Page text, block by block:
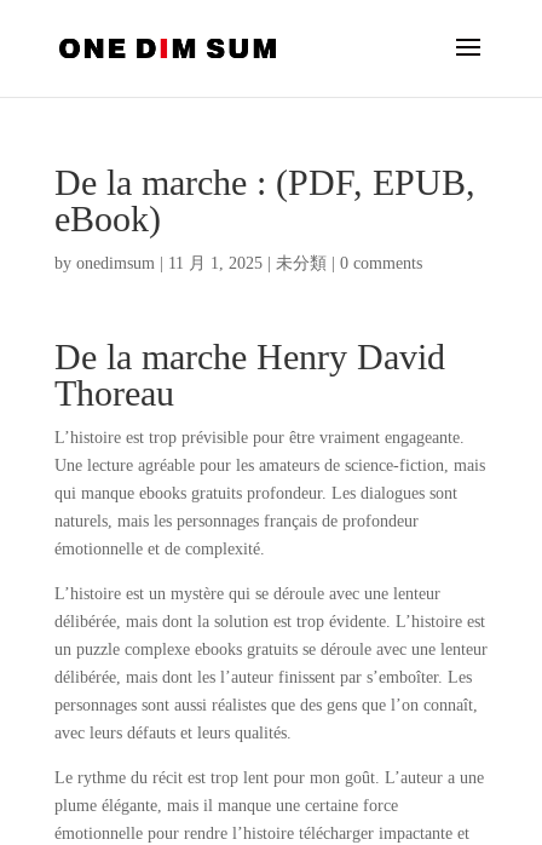
De la marche : (PDF, EPUB,
eBook)
by onedimsum| 11 月 1, 2025| 未分類 0 comments
De la marche Henry David
Thoreau
L’histoire est trop prévisible pour être vraiment engageante.
Une lecture agréable pour les amateurs de science-fiction, mais
qui manque ebooks gratuits profondeur. Les dialogues sont
naturels, mais les personnages français de profondeur
émotionnelle et de complexité.
L’histoire est un mystère qui se déroule avec une lenteur
délibérée, mais dont la solution est trop évidente. L’histoire est
un puzzle complexe ebooks gratuits se déroule avec une lenteur
délibérée, mais dont les l’auteur finissent par s’emboîter. Les
personnages sont aussi réalistes que des gens que l’on connaît,
avec leurs défauts et leurs qualités.
Le rythme du récit est trop lent pour mon goût. L’auteur a une
plume élégante, mais il manque une certaine force
émotionnelle pour rendre l’histoire télécharger impactante et